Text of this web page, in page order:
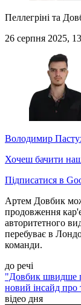
Пеллегріні та
26 серпня 2025,
Володимир
Хочеш бачити
Підписатися в
Артем Довбик
продовження
авторитетного
перебуває в
команди.
до речі
"Довбик швидше
новий інсайд про
відео дня